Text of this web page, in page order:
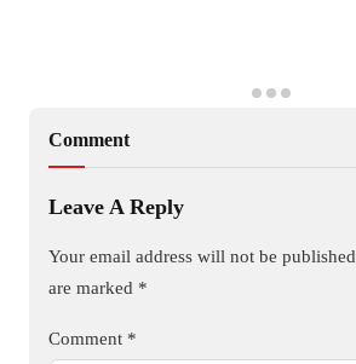
Comment
Leave A Reply
Your email address will not be
are marked *
Comment *